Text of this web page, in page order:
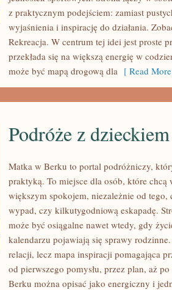
BARLINEK
ATRAKCJE
TURYSTYCZNE
z praktycznym podejściem: zamiast
wyjaśnienia i inspirację do działania.
Rekreacja. W centrum tej idei jest proste
przekłada się na większą energię w
może być mapą drogową dla [ Read
PODRÓŻE
DZIECKIEM
Podróże z
Matka w Berku to portal podróżniczy,
praktyką. To miejsce dla osób, które
większym spokojem, niezależnie od
wypad, czy kilkutygodniową eskapadę.
może być osiągalne nawet wtedy, gdy
kalendarzu pojawiają się sprawy
relacji, lecz mapa inspiracji pomagająca
od pierwszego pomysłu, przez plan, aż
Berku można opisać jako energiczny i